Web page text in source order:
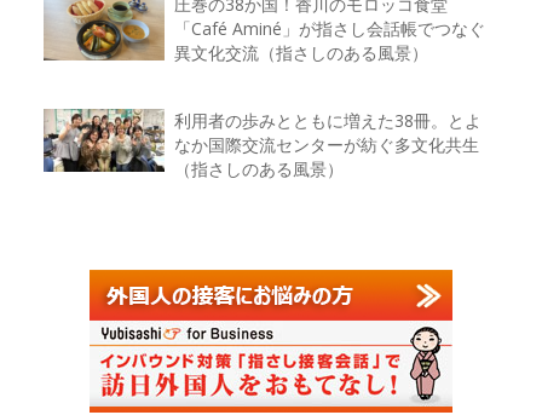
圧巻の38か国！香川のモロッコ食堂
「Café Aminé」が指さし会話帳でつなぐ
異文化交流（指さしのある風景）
利用者の歩みとともに増えた38冊。とよ
なか国際交流センターが紡ぐ多文化共生
（指さしのある風景）